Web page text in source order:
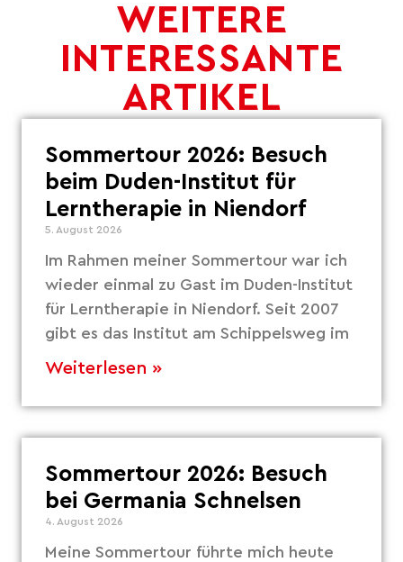
WEITERE
INTERESSANTE
ARTIKEL
Sommertour 2026: Besuch
beim Duden-Institut für
Lerntherapie in Niendorf
5. August 2026
Im Rahmen meiner Sommertour war ich
wieder einmal zu Gast im Duden-Institut
für Lerntherapie in Niendorf. Seit 2007
gibt es das Institut am Schippelsweg im
Weiterlesen »
Sommertour 2026: Besuch
bei Germania Schnelsen
4. August 2026
Meine Sommertour führte mich heute